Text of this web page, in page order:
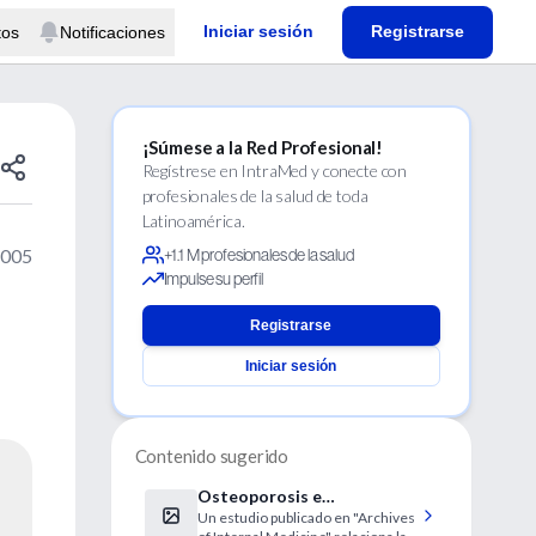
Notificaciones Iniciar sesión Registrarse
¡Súmese a la Red Profesional!
Regístrese en IntraMed y conecte con
profesionales de la salud de toda
Latinoamérica.
+1.1 M profesionales de la salud
Impulse su perfil
Registrarse
Iniciar sesión
Contenido sugerido
Osteoporosis e
intolerancia al gluten
Un estudio publicado en "Archives